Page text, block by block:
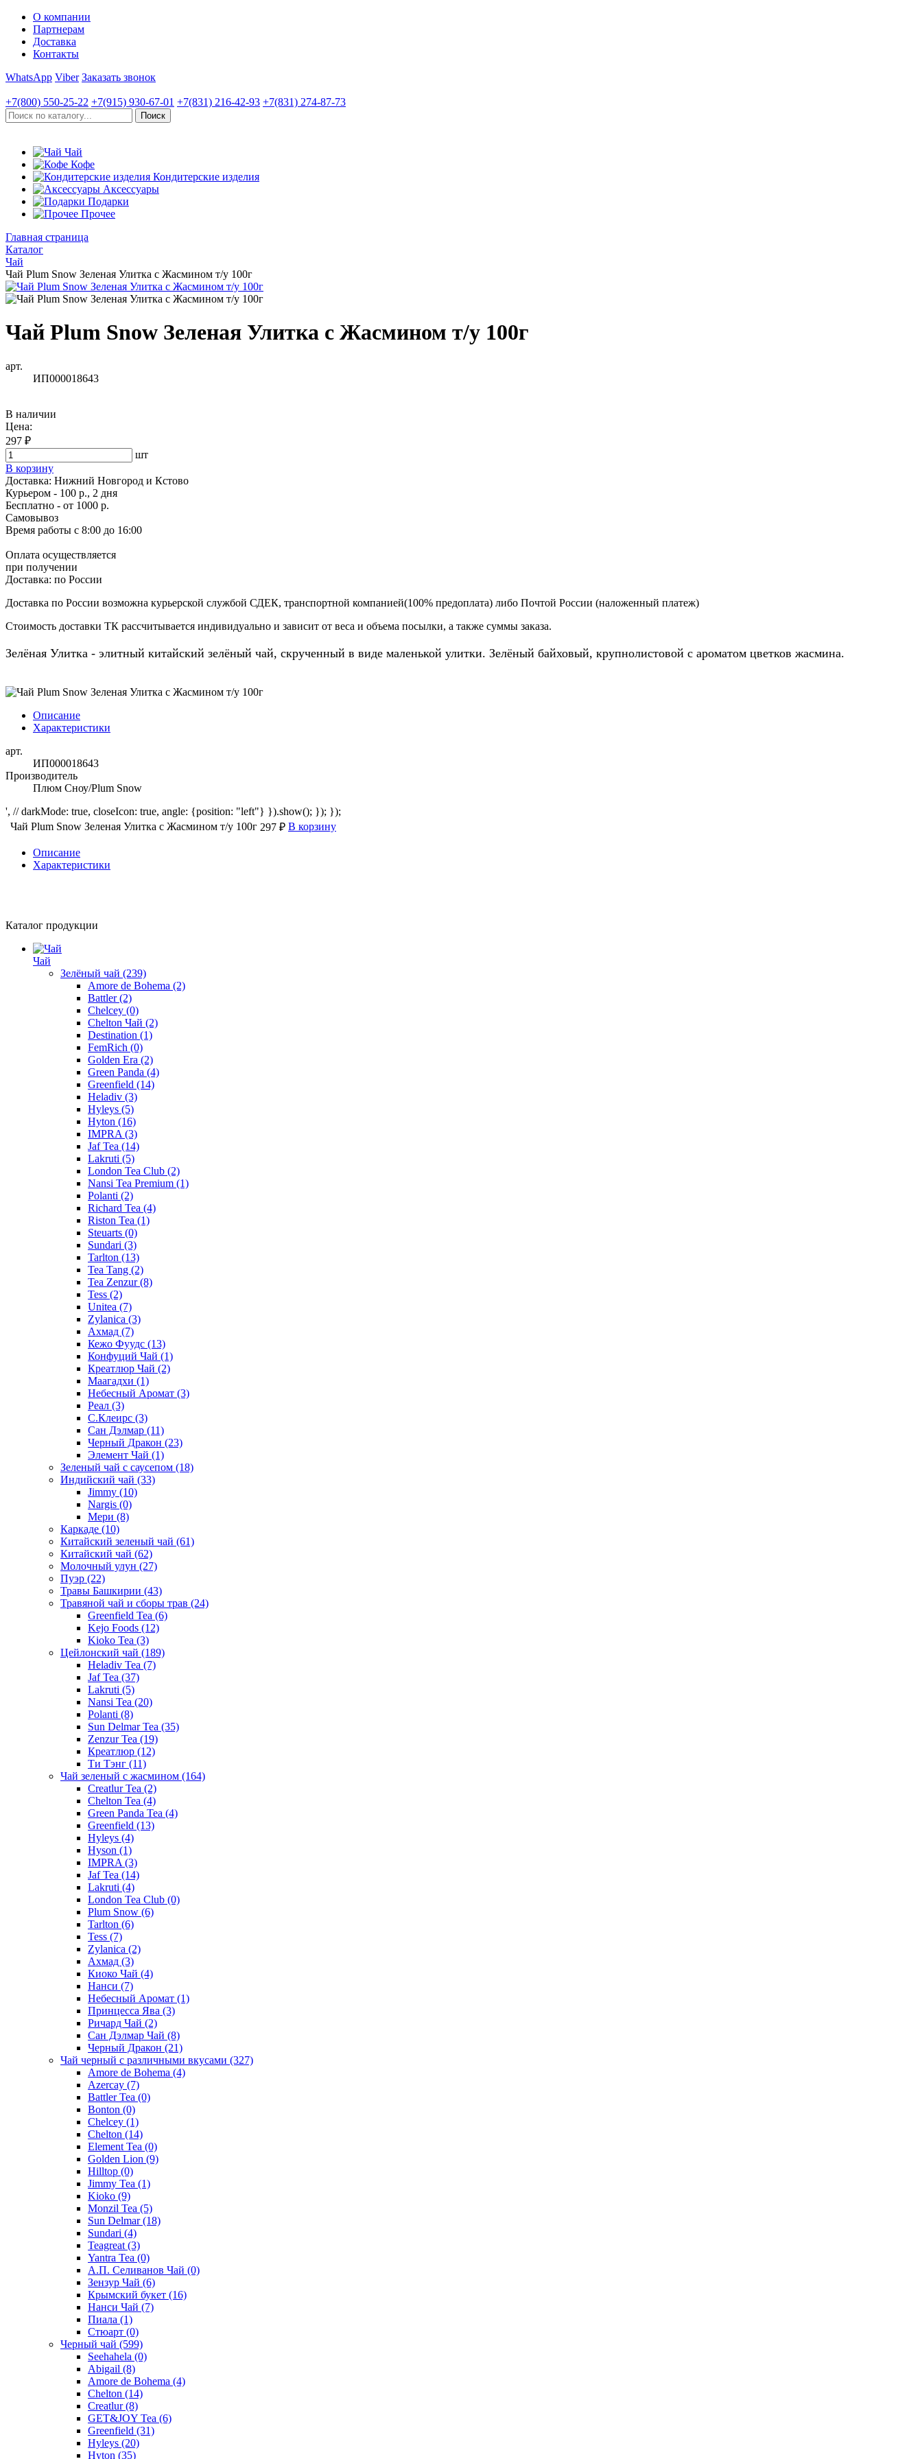
О компании
Партнерам
Доставка
Контакты
WhatsApp Viber Заказать звонок
+7(800) 550-25-22 +7(915) 930-67-01 +7(831) 216-42-93 +7(831) 274-87-73
Чай
Кофе
Кондитерские изделия
Аксессуары
Подарки
Прочее
Главная страница
Каталог
Чай
Чай Plum Snow Зеленая Улитка с Жасмином т/у 100г
Чай Plum Snow Зеленая Улитка с Жасмином т/у 100г
арт.
ИП000018643
В наличии
Цена:
297 ₽
шт
В корзину
Доставка: Нижний Новгород и Кстово
Курьером - 100 р., 2 дня
Бесплатно - от 1000 р.
Самовывоз
Время работы с 8:00 до 16:00
Оплата осуществляется
при получении
Доставка: по России
Доставка по России возможна курьерской службой СДЕК, транспортной компанией(100% предоплата) либо Почтой России (наложенный платеж)
Стоимость доставки ТК рассчитывается индивидуально и зависит от веса и объема посылки, а также суммы заказа.
Зелёная Улитка - элитный китайский зелёный чай, скрученный в виде маленькой улитки. Зелёный байховый, крупнолистовой с ароматом цветков жасмина.
Описание
Характеристики
арт.
ИП000018643
Производитель
Плюм Сноу/Plum Snow
', // darkMode: true, closeIcon: true, angle: {position: "left"} }).show(); }); });
Чай Plum Snow Зеленая Улитка с Жасмином т/у 100г 297 ₽ В корзину
Описание
Характеристики
Каталог продукции
Чай
Зелёный чай (239)
Amore de Bohema (2)
Battler(2)
Chelcey (0)
Chelton Чай (2)
Destination (1)
FemRich (0)
Golden Era (2)
Green Panda (4)
Greenfield (14)
Heladiv (3)
Hyleys (5)
Hyton (16)
IMPRA (3)
Jaf Tea (14)
Lakruti (5)
London Tea Club (2)
Nansi Tea Premium (1)
Polanti (2)
Richard Tea (4)
Riston Tea (1)
Steuarts (0)
Sundari (3)
Tarlton (13)
Tea Tang (2)
Tea Zenzur(8)
Tess (2)
Unitea (7)
Zylanica (3)
Ахмад (7)
Кежо Фуудс (13)
Конфуций Чай (1)
Креатлюр Чай (2)
Маагадхи (1)
Небесный Аромат (3)
Реал (3)
С.Клеирс (3)
Сан Дэлмар (11)
Черный Дракон (23)
Элемент Чай (1)
Зеленый чай с саусепом (18)
Индийский чай (33)
Jimmy (10)
Nargis (0)
Мери (8)
Каркаде (10)
Китайский зеленый чай (61)
Китайский чай (62)
Молочный улун (27)
Пуэр (22)
Травы Башкирии (43)
Травяной чай и сборы трав (24)
Greenfield Tea (6)
Kejo Foods (12)
Kioko Tea (3)
Цейлонский чай (189)
Heladiv Tea (7)
Jaf Tea (37)
Lakruti (5)
Nansi Tea (20)
Polanti (8)
Sun Delmar Tea (35)
Zenzur Tea (19)
Креатлюр (12)
Ти Тэнг (11)
Чай зеленый с жасмином (164)
Creatlur Tea (2)
Chelton Tea (4)
Green Panda Tea (4)
Greenfield (13)
Hyleys (4)
Hyson (1)
IMPRA (3)
Jaf Tea (14)
Lakruti (4)
London Tea Club (0)
Plum Snow (6)
Tarlton (6)
Tess (7)
Zylanica (2)
Ахмад (3)
Киоко Чай (4)
Нанси (7)
Небесный Аромат (1)
Принцесса Ява (3)
Ричард Чай (2)
Сан Дэлмар Чай (8)
Черный Дракон (21)
Чай черный с различными вкусами (327)
Amore de Bohema (4)
Azercay (7)
Battler Tea (0)
Bonton (0)
Chelcey (1)
Chelton (14)
Element Tea (0)
Golden Lion (9)
Hilltop (0)
Jimmy Tea (1)
Kioko (9)
Monzil Tea (5)
Sun Delmar(18)
Sundari (4)
Teagreat (3)
Yantra Tea (0)
А.П. Селиванов Чай (0)
Зензур Чай (6)
Крымский букет (16)
Нанси Чай (7)
Пиала (1)
Стюарт (0)
Черный чай (599)
Seehahela (0)
Abigail (8)
Amore de Bohema (4)
Chelton (14)
Creatlur(8)
GET&JOY Tea (6)
Greenfield (31)
Hyleys (20)
Hyton (35)